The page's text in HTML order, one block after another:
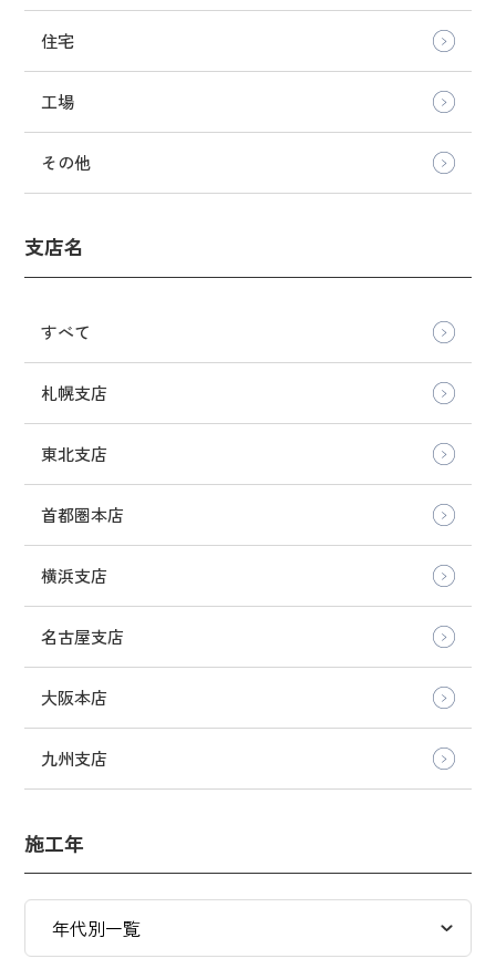
住宅
工場
その他
支店名
すべて
札幌支店
東北支店
首都圏本店
横浜支店
名古屋支店
大阪本店
九州支店
施工年